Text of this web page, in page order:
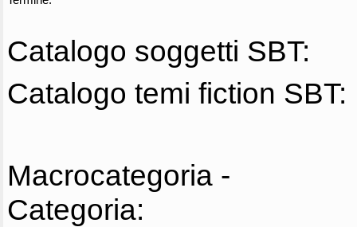
Catalogo soggetti SBT:
Catalogo temi fiction SBT:
Macrocategoria -
Categoria: